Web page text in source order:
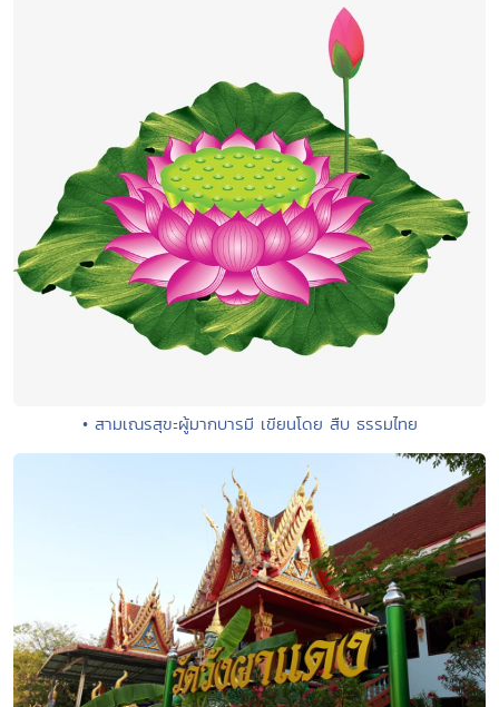
• สามเณรสุขะผู้มากบารมี เขียนโดย สืบ ธรรมไทย